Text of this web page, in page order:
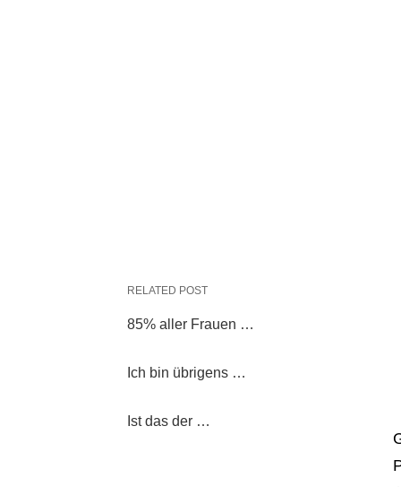
RELATED POST
85% aller Frauen …
Ich bin übrigens …
Ist das der …